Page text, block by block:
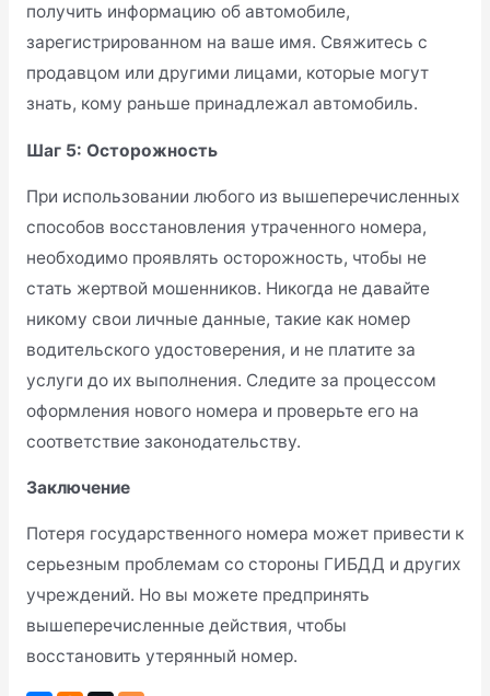
получить информацию об автомобиле,
зарегистрированном на ваше имя. Свяжитесь с
продавцом или другими лицами, которые могут
знать, кому раньше принадлежал автомобиль.
Шаг 5: Осторожность
При использовании любого из вышеперечисленных
способов восстановления утраченного номера,
необходимо проявлять осторожность, чтобы не
стать жертвой мошенников. Никогда не давайте
никому свои личные данные, такие как номер
водительского удостоверения, и не платите за
услуги до их выполнения. Следите за процессом
оформления нового номера и проверьте его на
соответствие законодательству.
Заключение
Потеря государственного номера может привести к
серьезным проблемам со стороны ГИБДД и других
учреждений. Но вы можете предпринять
вышеперечисленные действия, чтобы
восстановить утерянный номер.